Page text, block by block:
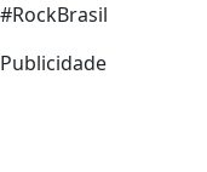
#RockBrasil
Publicidade